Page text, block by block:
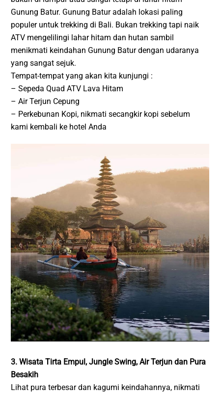
Gunung Batur. Gunung Batur adalah lokasi paling
populer untuk trekking di Bali. Bukan trekking tapi naik
ATV mengelilingi lahar hitam dan hutan sambil
menikmati keindahan Gunung Batur dengan udaranya
yang sangat sejuk.
Tempat-tempat yang akan kita kunjungi :
– Sepeda Quad ATV Lava Hitam
– Air Terjun Cepung
– Perkebunan Kopi, nikmati secangkir kopi sebelum
kami kembali ke hotel Anda
3. Wisata Tirta Empul, Jungle Swing, Air Terjun dan Pura
Besakih
Lihat pura terbesar dan kagumi keindahannya, nikmati